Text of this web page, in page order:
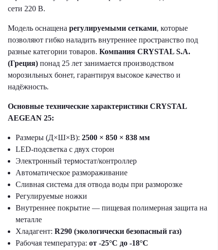
сети 220 В.
Модель оснащена регулируемыми сетками, которые
позволяют гибко наладить внутреннее пространство под
разные категории товаров. Компания CRYSTAL S.A.
(Греция) понад 25 лет занимается производством
морозильных бонет, гарантируя высокое качество и
надёжность.
Основные технические характеристики CRYSTAL
AEGEAN 25:
Размеры (Д×Ш×В): 2500 × 850 × 838 мм
LED-подсветка с двух сторон
Электронный термостат/контроллер
Автоматическое размораживание
Сливная система для отвода воды при разморозке
Регулируемые ножки
Внутреннее покрытие — пищевая полимерная защита на
металле
Хладагент: R290 (экологически безопасный газ)
Рабочая температура: от -25°C до -18°C